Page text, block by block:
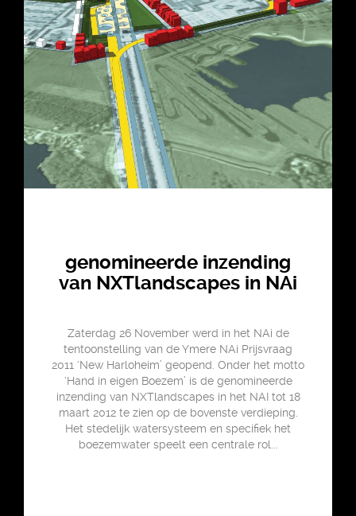
genomineerde inzending
van NXTlandscapes in NAi
Zaterdag 26 November werd in het NAi de
tentoonstelling van de Ymere NAi Prijsvraag
2011 ‘New Harloheim’ geopend. Onder het motto
‘Hand in eigen Boezem’ is de genomineerde
inzending van NXTlandscapes in het NAI tot 18
maart 2012 te zien op de bovenste verdieping.
Het stedelijk watersysteem en specifiek het
boezemwater speelt een centrale rol...